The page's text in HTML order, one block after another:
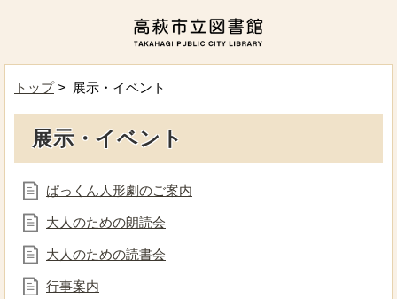
トップ> 展示・イベント
展示・イベント
ぱっくん人形劇のご案内
大人のための朗読会
大人のための読書会
行事案内